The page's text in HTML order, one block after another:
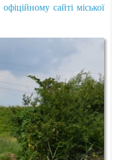
офіційному сайті міської